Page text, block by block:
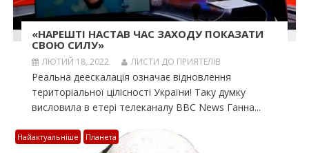
«НАРЕШТІ НАСТАВ ЧАС ЗАХОДУ ПОКАЗАТИ
СВОЮ СИЛУ»
ЛЮТИЙ 18, 2022 ЛИСТИ ДО ПРИЯТЕЛІВ
Реальна деескалація означає відновлення
територіальної цілісності України! Таку думку
висловила в етері телеканалу BBC News Ганна...
Найактуальніше Планета